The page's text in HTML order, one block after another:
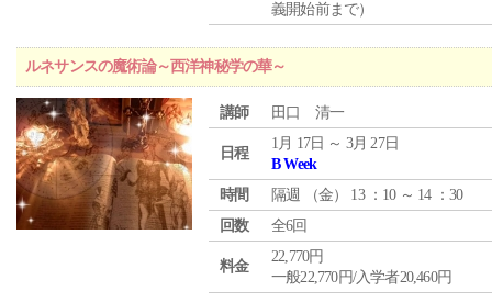
義開始前まで）
ルネサンスの魔術論～西洋神秘学の華～
講師 田口 清一
日程
1月 17日 ～ 3月 27日
B Week
時間
隔週 （金） 13 ：10 ～ 14 ：30
回数
全6回
料金
22,770円
一般22,770円/入学者20,460円